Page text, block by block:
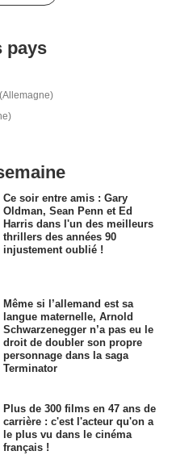
pays
(Allemagne)
Ce soir entre amis : Gary
Oldman, Sean Penn et Ed
Harris dans l'un des meilleurs
thrillers des années 90
injustement oublié !
Même si l’allemand est sa
langue maternelle, Arnold
Schwarzenegger n’a pas eu le
droit de doubler son propre
personnage dans la saga
Terminator
Plus de 300 films en 47 ans de
carrière : c'est l'acteur qu'on a
le plus vu dans le cinéma
français !